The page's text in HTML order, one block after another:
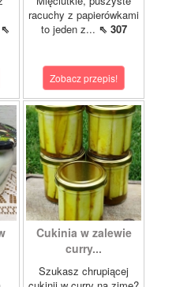
⇖
racuchy z papierówkami
to jeden z... ⇖ 307
Zobacz przepis!
Cukinia w zalewie
curry...
Szukasz chrupiącej